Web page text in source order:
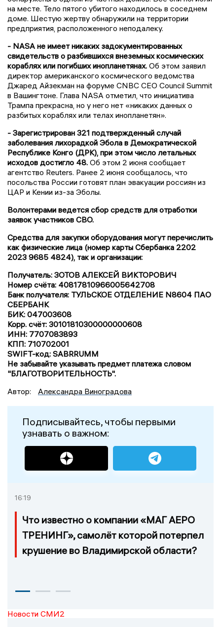
на месте. Тело пятого убитого находилось в соседнем
доме. Шестую жертву обнаружили на территории
предприятия, расположенного неподалеку.
- NASA не имеет никаких задокументированных
свидетельств о разбившихся внеземных космических
кораблях или погибших инопланетянах. Об этом заявил
директор американского космического ведомства
Джаред Айзекман на форуме CNBC CEO Council Summit
в Вашингтоне. Глава NASA отметил, что инициатива
Трампа прекрасна, но у него нет «никаких данных о
разбитых кораблях или телах инопланетян».
- Зарегистрирован 321 подтвержденный случай
заболевания лихорадкой Эбола в Демократической
Республике Конго (ДРК), при этом число летальных
исходов достигло 48. Об этом 2 июня сообщает
агентство Reuters. Ранее 2 июня сообщалось, что
посольства России готовят план эвакуации россиян из
ЦАР и Кении из-за Эболы.
Волонтерами ведется сбор средств для отработки
заявок участников СВО.
Средства для закупки оборудования могут перечислить
как физические лица (номер карты Сбербанка 2202
2023 9685 4824), так и организации:
Получатель: ЗОТОВ АЛЕКСЕЙ ВИКТОРОВИЧ
Номер счёта: 40817810966005642708
Банк получателя: ТУЛЬСКОЕ ОТДЕЛЕНИЕ N8604 ПАО
СБЕРБАНК
БИК: 047003608
Корр. счёт: 30101810300000000608
ИНН: 7707083893
КПП: 710702001
SWIFT-код: SABRRUMM
Не забывайте указывать предмет платежа словом
"БЛАГОТВОРИТЕЛЬНОСТЬ".
Автор:
Александра Виноградова
Подписывайтесь, чтобы первыми
узнавать о важном:
16:19
Что известно о компании «МАГ АЕРО
ТРЕНИНГ», самолёт которой потерпел
крушение во Владимирской области?
Новости СМИ2